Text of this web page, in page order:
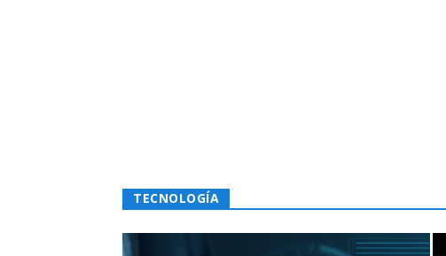
TECNOLOGÍA